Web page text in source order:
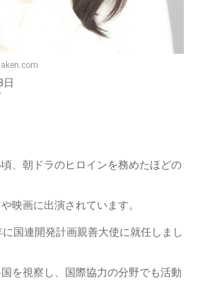
日
、朝ドラのヒロインを務めたほどの
映画に出演されています。
国連開発計画親善大使に就任しまし
を視察し、国際協力の分野でも活動